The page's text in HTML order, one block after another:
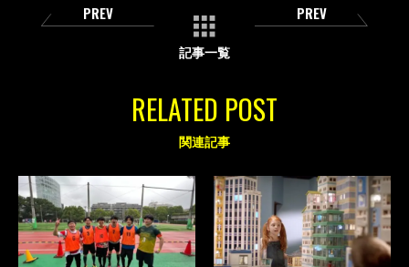
PREV
記事一覧
PREV
RELATED POST
関連記事